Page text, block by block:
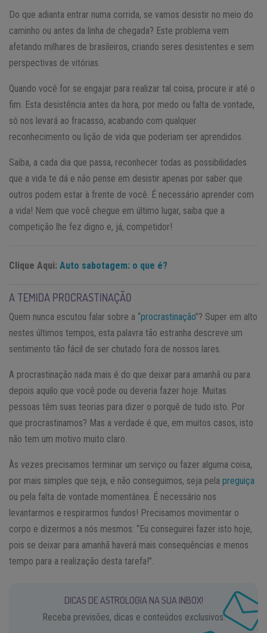
Do que adianta entrar numa corrida, se vamos desistir no meio do
caminho ou antes da linha de chegada? Este problema vem
afetando milhares de brasileiros, criando seres desistentes e sem
perspectivas de vitórias.
Quando você for se engajar para realizar tal coisa, procure ir até o
fim. Esta desistência antes da hora, por medo ou falta de vontade,
só nos levará ao fracasso, acabando com qualquer
reconhecimento ou lição de vida que poderiam ser aprendidos.
Saiba, a cada dia que passa, reconhecer todas as possibilidades
que a vida te dá e não pense em desistir apenas por saber que
outros podem estar à frente de você. É necessário aprender com
a vida! Nem que você chegue em último lugar, saiba que a
competição lhe fez digno e, já, competidor!
Clique Aqui: Auto sabotagem: o que é?
A TEMIDA PROCRASTINAÇÃO
Quem nunca escutou falar sobre a “procrastinação”? Super em alto
nestes últimos tempos, esta palavra tão estranha descreve um
sentimento tão fácil de ser chutado fora de nossos lares.
A procrastinação nada mais é do que deixar para amanhã ou para
depois aquilo que você pode ou deveria fazer hoje. Muitas
pessoas têm suas teorias para dizer o porquê de tudo isto. Por
que procrastinamos? Mas a verdade é que, em muitos casos, isto
não tem um motivo muito claro.
Às vezes precisamos terminar um serviço ou fazer alguma coisa,
por mais simples que seja, e não conseguimos, seja pela preguiça
ou pela falta de vontade momentânea. É necessário nos
levantarmos e respirarmos fundos! Precisamos movimentar o
corpo e dizermos a nós mesmos: “Eu conseguirei fazer isto hoje,
pois se deixar para amanhã haverá mais consequências e menos
tempo para a realização desta tarefa!”.
DICAS DE ASTROLOGIA NA SUA INBOX!
Receba previsões, dicas e conteúdos exclusivos.